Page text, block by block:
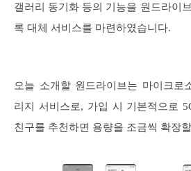
갤러리 동기화 등의 기능을 원드라이
록 대체 서비스를 마련하였습니다.
오늘 소개할 원드라이브는 마이크로
리지 서비스로, 가입 시 기본적으로
친구를 추천하면 용량을 조금씩 확장